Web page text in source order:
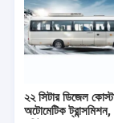
২২ সিটার ডিজেল
অটোমেটিক